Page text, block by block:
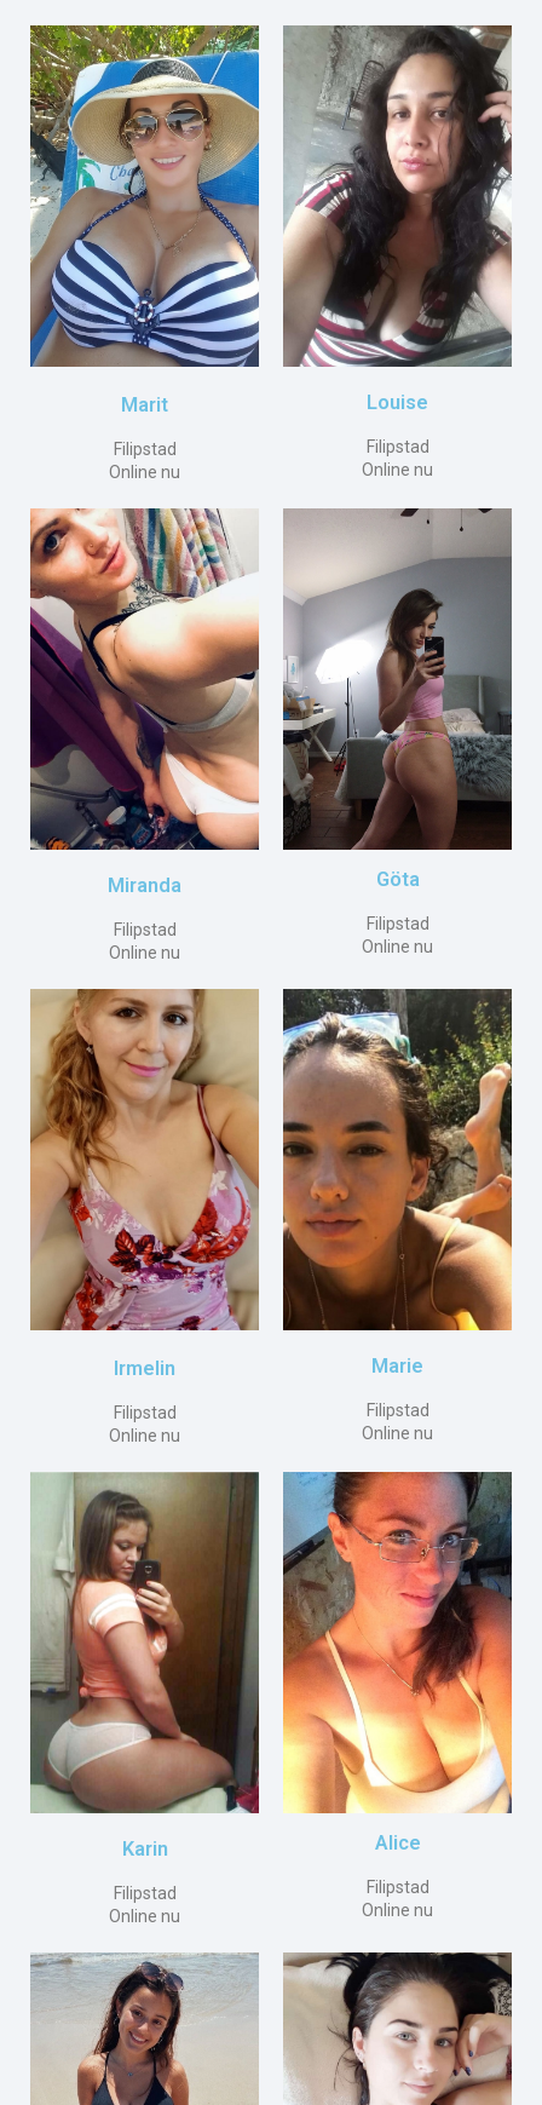
Marit
Filipstad
Online nu
Louise
Filipstad
Online nu
Miranda
Filipstad
Online nu
Göta
Filipstad
Online nu
Irmelin
Filipstad
Online nu
Marie
Filipstad
Online nu
Karin
Filipstad
Online nu
Alice
Filipstad
Online nu